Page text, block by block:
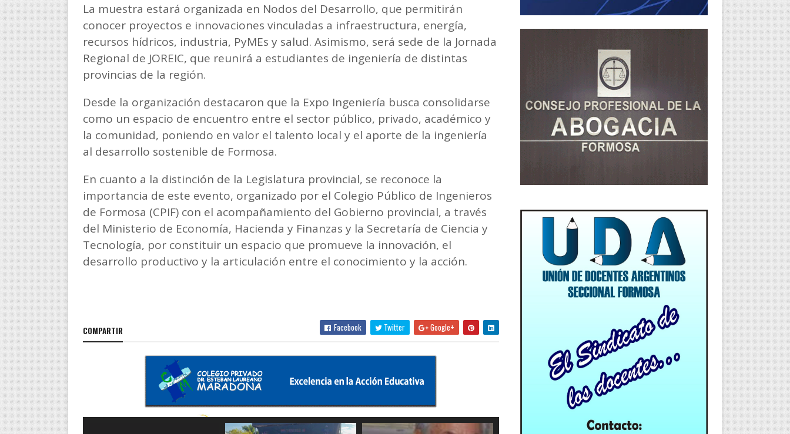
La muestra estará organizada en Nodos del Desarrollo, que permitirán
conocer proyectos e innovaciones vinculadas a infraestructura, energía,
recursos hídricos, industria, PyMEs y salud. Asimismo, será sede de la Jornada
Regional de JOREIC, que reunirá a estudiantes de ingeniería de distintas
provincias de la región.
Desde la organización destacaron que la Expo Ingeniería busca consolidarse
como un espacio de encuentro entre el sector público, privado, académico y
la comunidad, poniendo en valor el talento local y el aporte de la ingeniería
al desarrollo sostenible de Formosa.
En cuanto a la distinción de la Legislatura provincial, se reconoce la
importancia de este evento, organizado por el Colegio Público de Ingenieros
de Formosa (CPIF) con el acompañamiento del Gobierno provincial, a través
del Ministerio de Economía, Hacienda y Finanzas y la Secretaría de Ciencia y
Tecnología, por constituir un espacio que promueve la innovación, el
desarrollo productivo y la articulación entre el conocimiento y la acción.
COMPARTIR Facebook Twitter Google+